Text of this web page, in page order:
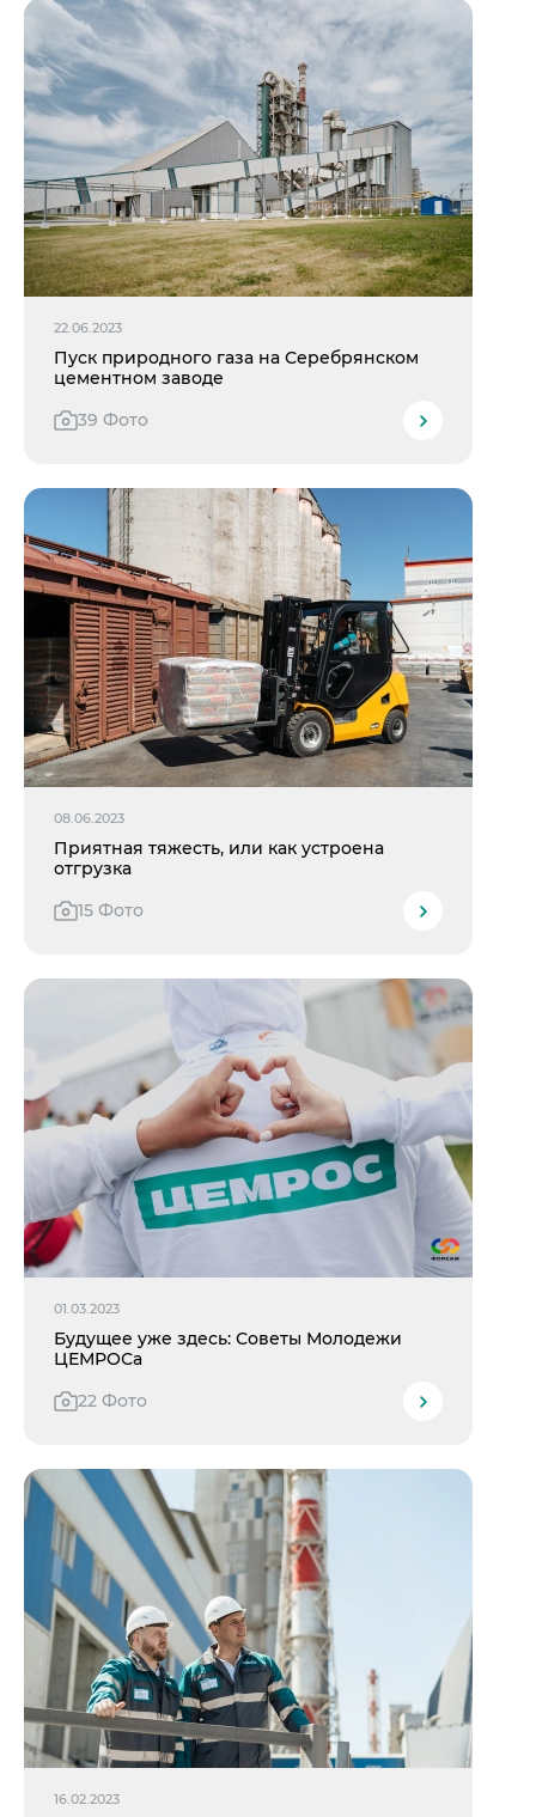
22.06.2023
Пуск природного газа на Серебрянском
цементном заводе
39 Фото
08.06.2023
Приятная тяжесть, или как устроена
отгрузка
15 Фото
01.03.2023
Будущее уже здесь: Советы Молодежи
ЦЕМРОСа
22 Фото
16.02.2023